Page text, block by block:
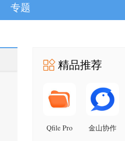
专题
精品推荐
Qfile Pro
金山协作